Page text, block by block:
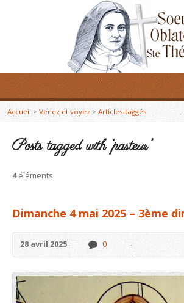
Accueil> Venez et voyez > Articles taggés
Posts tagged with ‘pasteur’
4éléments
Dimanche 4 mai 2025 – 3ème
28 avril 2025 0